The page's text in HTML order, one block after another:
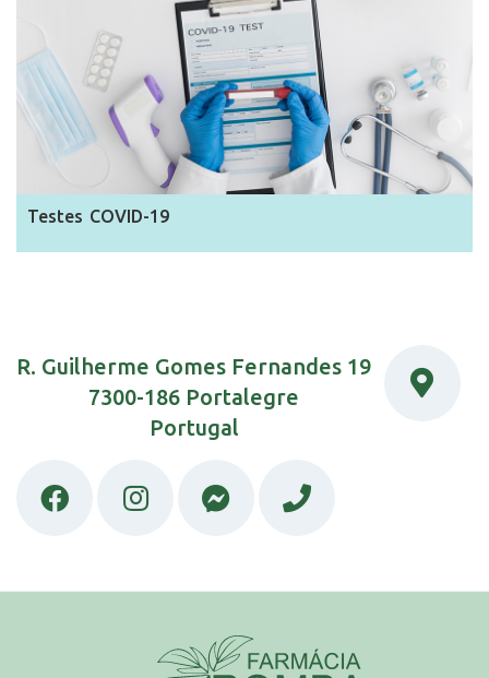
Testes COVID-19
R. Guilherme Gomes Fernandes 19
7300-186 Portalegre
Portugal